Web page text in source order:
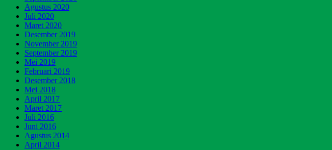
Agustus 2020
Juli 2020
Maret 2020
Desember 2019
November 2019
September 2019
Mei 2019
Februari 2019
Desember 2018
Mei 2018
April 2017
Maret 2017
Juli 2016
Juni 2016
Agustus 2014
April 2014